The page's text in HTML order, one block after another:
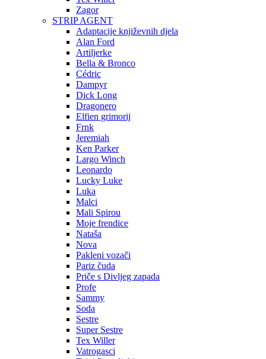
Zagor
STRIP AGENT
Adaptacije književnih djela
Alan Ford
Artiljerke
Bella & Bronco
Cédric
Dampyr
Dick Long
Dragonero
Elfien grimorij
Frnk
Jeremiah
Ken Parker
Largo Winch
Leonardo
Lucky Luke
Luka
Malci
Mali Spirou
Moje frendice
Nataša
Nova
Pakleni vozači
Pariz čuda
Priče s Divljeg zapada
Profe
Sammy
Soda
Sestre
Super Sestre
Tex Willer
Vatrogasci